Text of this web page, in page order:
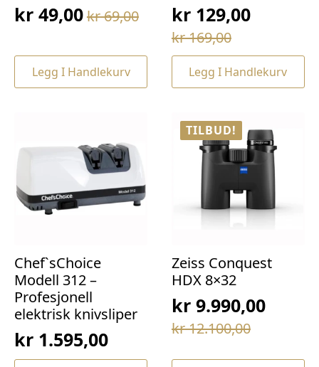
kr69,00
Opprinnelig
var:
kr 69,00.
kr 49,00
Nåværende
er:
kr 49,00.
Legg I Handlekurv
kr169,00
Opprinnelig
pris
var:
kr129,00
Nåværende
pris
er:Legg I Handlekurv
Chef`sChoice
Modell 312 –
Profesjonell
elektrisk knivsliper
kr 1.595,00
TILBUD!
Zeiss Conquest
HDX 8×32
kr12.100,00
Opprinnelig
kr9.990,00
Nåværende